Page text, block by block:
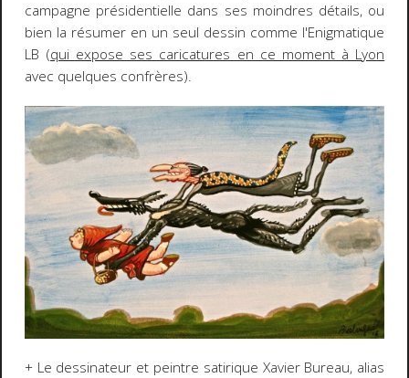
campagne présidentielle dans ses moindres détails, ou
bien la résumer en un seul dessin comme l'Enigmatique
LB (qui expose ses caricatures en ce moment à Lyon
avec quelques confrères).
+ Le dessinateur et peintre satirique Xavier Bureau, alias